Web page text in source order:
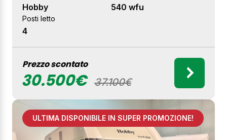
Hobby 540 wfu
Posti letto
4
Prezzo scontato
30.500€ 37.100€
ULTIMA DISPONIBILE IN SUPER PROMOZIONE!